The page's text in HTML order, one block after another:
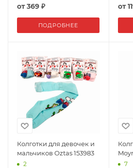
от369 ₽
ПОДРОБНЕЕ
от
Колготки для девочек и
мальчиков Oztas 153983
2 7